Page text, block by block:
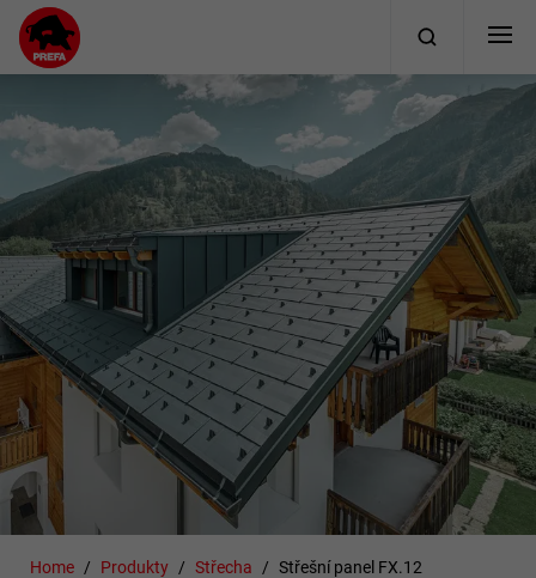
Home Produkty Střecha Střešní panel FX.12